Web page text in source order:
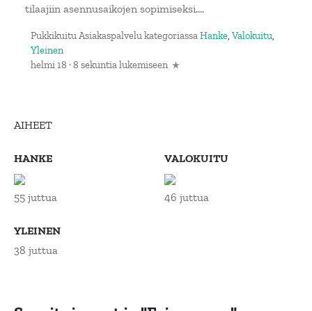
tilaajiin asennusaikojen sopimiseksi....
Pukkikuitu AsiakaspalvelukategoriassaHanke, Valokuitu,
Yleinen
helmi 18 ·8 sekuntia lukemiseen
AIHEET
HANKE
55 juttua
VALOKUITU
46 juttua
YLEINEN
38 juttua